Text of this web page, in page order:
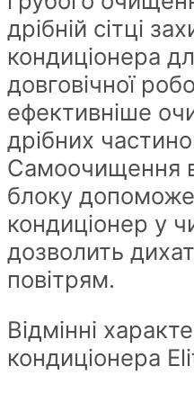
дрібній сітці
кондиціонера
довговічної
ефективніше
дрібних
Самоочищення
блоку
кондиціонер у
дозволить
повітрям.
Відмінні
кондиціонера